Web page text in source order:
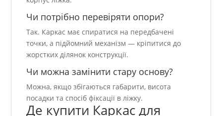
Чи потрібно перевіряти опори?
Так. Каркас має спиратися на передбачені
точки, а підйомний механізм — кріпитися до
жорстких ділянок конструкції.
Чи можна замінити стару основу?
Можна, якщо збігаються габарити, висота
посадки та спосіб фіксації в ліжку.
Де купити Каркас для